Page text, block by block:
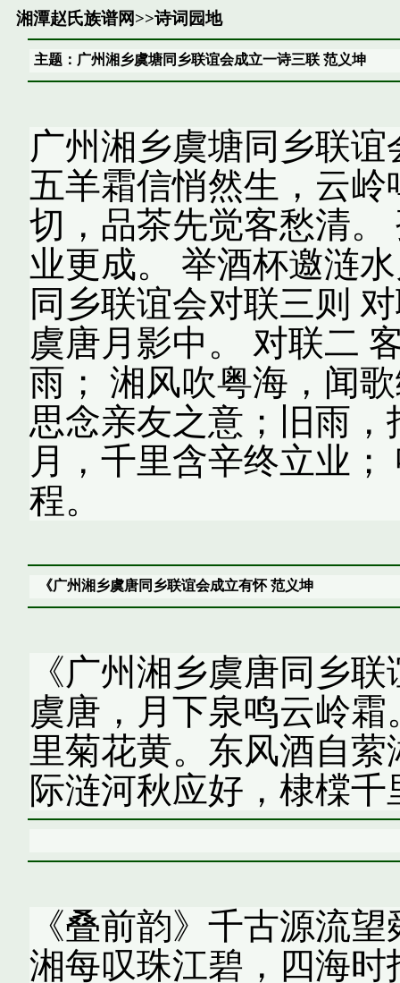
湘潭赵氏族谱网>>诗词园地
主题：广州湘乡虞塘同乡联谊会成立一诗三联 范义坤
广州湘乡虞塘同乡联
五羊霜信悄然生，云
切，品茶先觉客愁清
业更成。 举酒杯邀涟
同乡联谊会对联三则
虞唐月影中。 对联二
雨； 湘风吹粤海，闻
思念亲友之意；旧雨
月，千里含辛终立业
程。
《广州湘乡虞唐同乡联谊会成立有怀 范义坤
《广州湘乡虞唐同乡
虞唐，月下泉鸣云岭
里菊花黄。东风酒自
际涟河秋应好，棣橖
《叠前韵》千古源流
湘每叹珠江碧，四海